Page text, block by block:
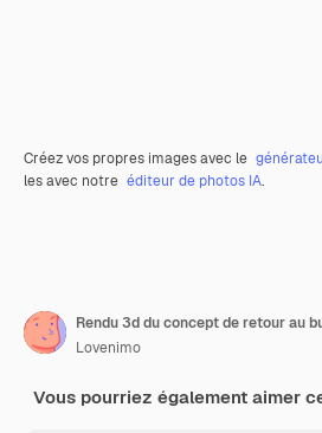
Créez vos propres images avec le
les avec notre éditeur de photos IA.
Rendu 3d du concept de retour au
Lovenimo
Vous pourriez également aimer